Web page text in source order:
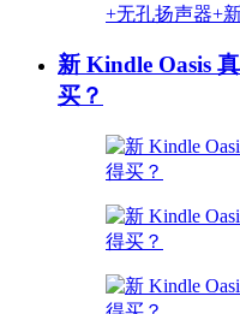
新 Kindle Oasis
买？